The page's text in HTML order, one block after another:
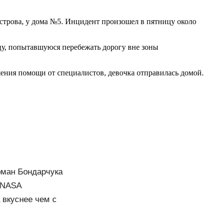
у дома №5. Инцидент произошел в пятницу около
попытавшуюся перебежать дорогу вне зоны
помощи от специалистов, девочка отправилась домой.
Бондарчука
чем с